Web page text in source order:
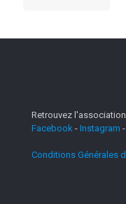
Retrouvez
Facebook - Instagram
Conditions Générales